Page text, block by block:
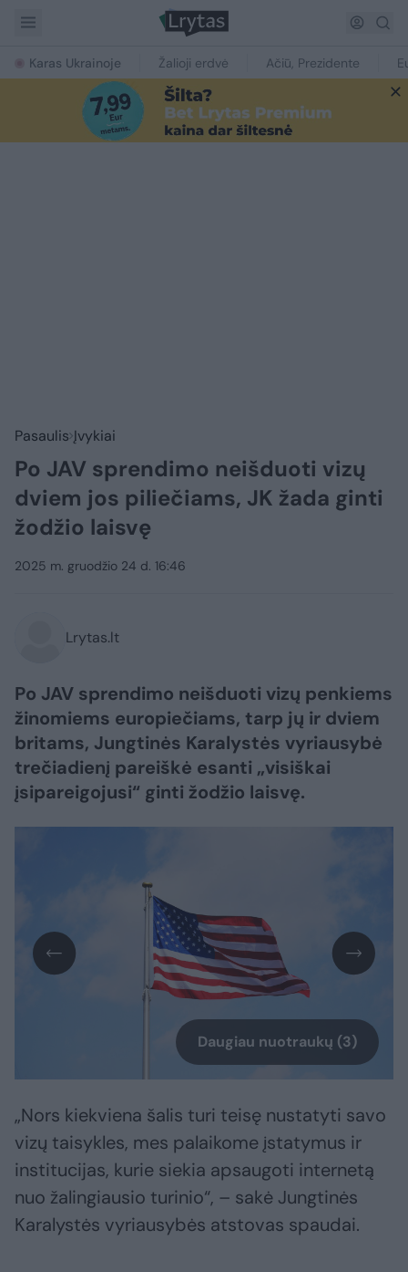
Karas Ukrainoje Žalioji erdvė Ačiū, Prezidente
Pasaulis Įvykiai
Po JAV sprendimo neišduoti vizų
dviem jos piliečiams, JK žada ginti
žodžio laisvę
2025 m. gruodžio 24 d. 16:46
Lrytas.lt
Po JAV sprendimo neišduoti vizų penkiems
žinomiems europiečiams, tarp jų ir dviem
britams, Jungtinės Karalystės vyriausybė
trečiadienį pareiškė esanti „visiškai
įsipareigojusi“ ginti žodžio laisvę.
Daugiau nuotraukų (3)
„Nors kiekviena šalis turi teisę nustatyti savo
vizų taisykles, mes palaikome įstatymus ir
institucijas, kurie siekia apsaugoti internetą
nuo žalingiausio turinio“, – sakė Jungtinės
Karalystės vyriausybės atstovas spaudai.